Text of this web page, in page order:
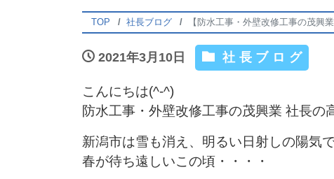
TOP 社長ブログ 【防水工事・外壁改修工事の茂興
2021年3月10日 社長ブログ
こんにちは(^-^)
防水工事・外壁改修工事の茂興業 社長の
新潟市は雪も消え、明るい日射しの陽気で
春が待ち遠しいこの頃・・・・